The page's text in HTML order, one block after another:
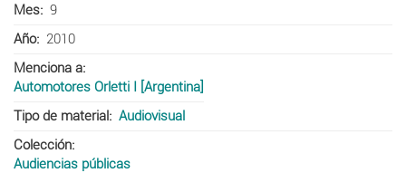
Mes
9
Año
2010
Menciona a
Automotores Orletti I [Argentina]
Tipo de material
Audiovisual
Colección
Audiencias públicas